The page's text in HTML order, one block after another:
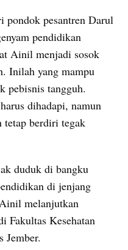
pondok pesantren Darul
pendidikan
Ainil menjadi sosok
Inilah yang mampu
pebisnis tangguh.
dihadapi, namun
berdiri tegak
duduk di bangku
di jenjang
melanjutkan
Fakultas Kesehatan
Jember.